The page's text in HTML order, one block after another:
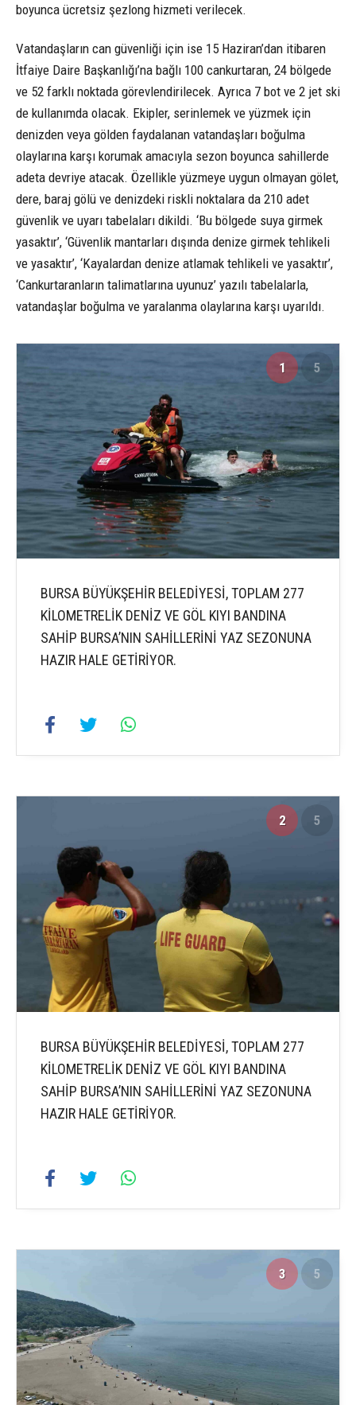
boyunca ücretsiz şezlong hizmeti verilecek.
Vatandaşların can güvenliği için ise 15 Haziran’dan itibaren
İtfaiye Daire Başkanlığı’na bağlı 100 cankurtaran, 24 bölgede
ve 52 farklı noktada görevlendirilecek. Ayrıca 7 bot ve 2 jet ski
de kullanımda olacak. Ekipler, serinlemek ve yüzmek için
denizden veya gölden faydalanan vatandaşları boğulma
olaylarına karşı korumak amacıyla sezon boyunca sahillerde
adeta devriye atacak. Özellikle yüzmeye uygun olmayan gölet,
dere, baraj gölü ve denizdeki riskli noktalara da 210 adet
güvenlik ve uyarı tabelaları dikildi. ‘Bu bölgede suya girmek
yasaktır’, ‘Güvenlik mantarları dışında denize girmek tehlikeli
ve yasaktır’, ‘Kayalardan denize atlamak tehlikeli ve yasaktır’,
‘Cankurtaranların talimatlarına uyunuz’ yazılı tabelalarla,
vatandaşlar boğulma ve yaralanma olaylarına karşı uyarıldı.
1 5
BURSA BÜYÜKŞEHİR BELEDİYESİ, TOPLAM 277
KİLOMETRELİK DENİZ VE GÖL KIYI BANDINA
SAHİP BURSA’NIN SAHİLLERİNİ YAZ SEZONUNA
HAZIR HALE GETİRİYOR.
2 5
BURSA BÜYÜKŞEHİR BELEDİYESİ, TOPLAM 277
KİLOMETRELİK DENİZ VE GÖL KIYI BANDINA
SAHİP BURSA’NIN SAHİLLERİNİ YAZ SEZONUNA
HAZIR HALE GETİRİYOR.
3 5